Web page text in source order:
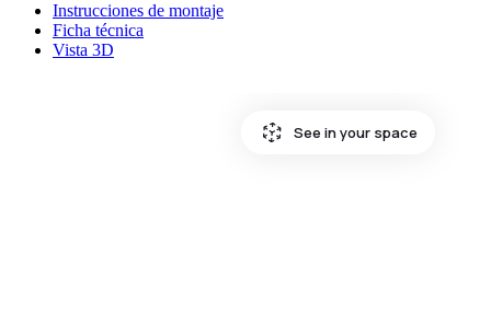
Instrucciones de montaje
Ficha técnica
Vista 3D